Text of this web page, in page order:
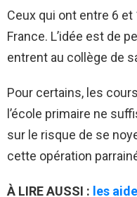
Ceux qui ont entre 6
France. L’idée est de
entrent au collège de
Pour certains, les
l’école primaire ne
sur le risque de se
cette opération
À LIRE AUSSI : les